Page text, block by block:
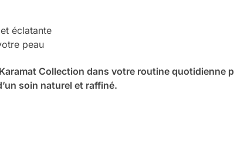
éclatante
peau
Collection dans votre routine quotidienne
soin naturel et raffiné.